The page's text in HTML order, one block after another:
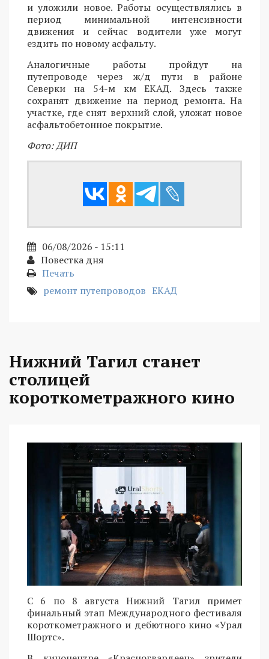
и уложили новое. Работы осуществлялись в
период минимальной интенсивности
движения и сейчас водители уже могут
ездить по новому асфальту.
Аналогичные работы пройдут на
путепроводе через ж/д пути в районе
Северки на 54-м км ЕКАД. Здесь также
сохранят движение на период ремонта. На
участке, где снят верхний слой, уложат новое
асфальтобетонное покрытие.
Фото: ДИП
06/08/2026 - 15:11
Повестка дня
Печать
ремонт путепроводов ЕКАД
Нижний Тагил станет
столицей
короткометражного кино
С 6 по 8 августа Нижний Тагил примет
финальный этап Международного фестиваля
короткометражного и дебютного кино «Урал
Шортс».